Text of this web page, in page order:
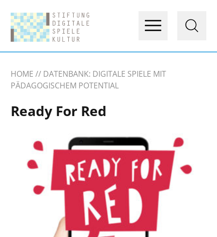
HOME
DATENBANK: DIGITALE SPIELE MIT
PÄDAGOGISCHEM POTENTIAL
Ready For Red